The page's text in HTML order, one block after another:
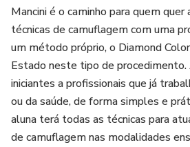
Mancini é o caminho para quem
técnicas de camuflagem com uma
um método próprio, o Diamond
Estado neste tipo de procedimento.
iniciantes a profissionais que já
ou da saúde, de forma simples e
aluna terá todas as técnicas para
de camuflagem nas modalidades